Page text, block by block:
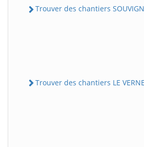
Trouver des chantiers
Trouver des chantiers LE